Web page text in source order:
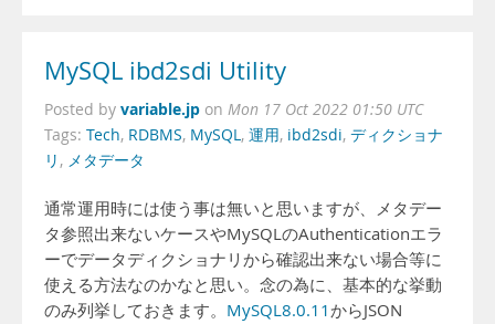
MySQL ibd2sdi Utility
Posted by variable.jp on Mon 17 Oct 2022 01:50 UTC
Tags: Tech, RDBMS, MySQL, 運用, ibd2sdi, ディクショナ
リ , メタデータ
通常運用時には使う事は無いと思いますが、メタデー
タ参照出来ないケースやMySQLのAuthenticationエラ
ーでデータディクショナリから確認出来ない場合等に
使える方法なのかなと思い。念の為に、基本的な挙動
のみ列挙しておきます。 MySQL8.0.11からJSON